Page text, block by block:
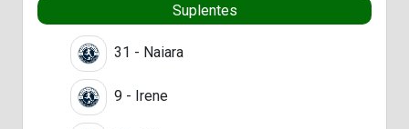
Suplentes
31 - Naiara
9 - Irene